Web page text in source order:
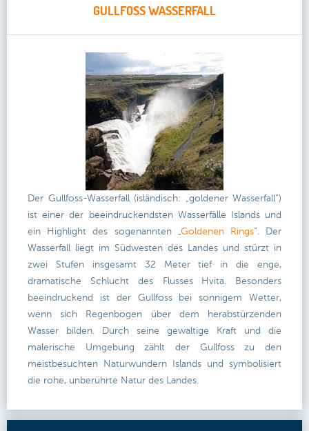
GULLFOSS WASSERFALL
Der Gullfoss-Wasserfall (isländisch: „goldener Wasserfall“)
ist einer der beeindruckendsten Wasserfälle Islands und
ein Highlight des sogenannten „Goldenen Rings“. Der
Wasserfall liegt im Südwesten des Landes und stürzt in
zwei Stufen insgesamt 32 Meter tief in die enge,
dramatische Schlucht des Flusses
Hvita. Besonders
beeindruckend ist der Gullfoss bei sonnigem Wetter,
wenn sich Regenbogen über dem herabstürzenden
Wasser bilden. Durch seine gewaltige Kraft und die
malerische Umgebung zählt der Gullfoss zu den
meistbesuchten Naturwundern Islands und symbolisiert
die rohe, unberührte Natur des Landes.